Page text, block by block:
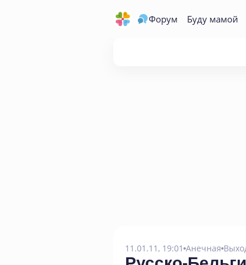
Форум Буду мамой
11.01.11, 19:01 Анечная